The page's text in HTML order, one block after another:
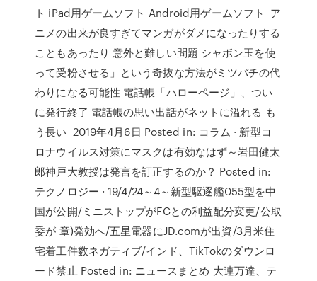
ト iPad用ゲームソフト Android用ゲームソフト ア
ニメの出来が良すぎてマンガがダメになったりする
こともあったり 意外と難しい問題 シャボン玉を使
って受粉させる」という奇抜な方法がミツバチの代
わりになる可能性 電話帳「ハローページ」、つい
に発行終了 電話帳の思い出話がネットに溢れる も
う長い 2019年4月6日 Posted in: コラム · 新型コ
ロナウイルス対策にマスクは有効なはず～岩田健太
郎神戸大教授は発言を訂正するのか？ Posted in:
テクノロジー · 19/4/24～4～新型駆逐艦055型を中
国が公開/ミニストップがFCとの利益配分変更/公取
委が 章)発効へ/五星電器にJD.comが出資/3月米住
宅着工件数ネガティブ/インド、TikTokのダウンロ
ード禁止 Posted in: ニュースまとめ 大連万達、テ